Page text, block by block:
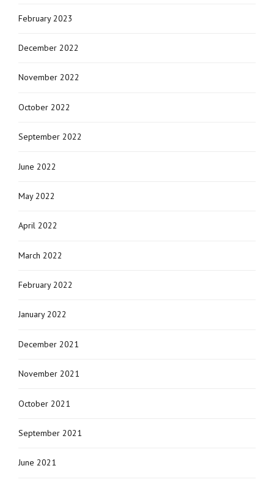
February 2023
December 2022
November 2022
October 2022
September 2022
June 2022
May 2022
April 2022
March 2022
February 2022
January 2022
December 2021
November 2021
October 2021
September 2021
June 2021